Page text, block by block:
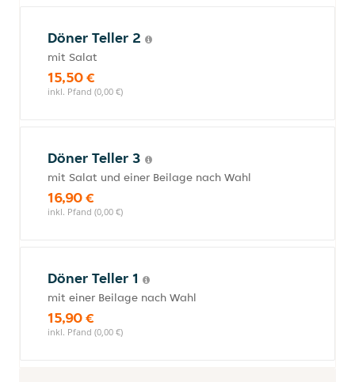
Döner Teller 2
mit Salat
15,50 €
inkl. Pfand (0,00 €)
Döner Teller 3
mit Salat und einer Beilage nach Wahl
16,90 €
inkl. Pfand (0,00 €)
Döner Teller 1
mit einer Beilage nach Wahl
15,90 €
inkl. Pfand (0,00 €)